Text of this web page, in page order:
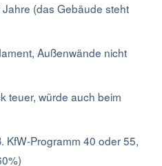
(das Gebäude steht
Außenwände nicht
teuer, würde auch beim
KfW-Programm 40 oder 55,